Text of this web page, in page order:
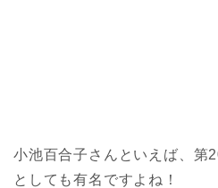
小池百合子さんといえば、第
としても有名ですよね！